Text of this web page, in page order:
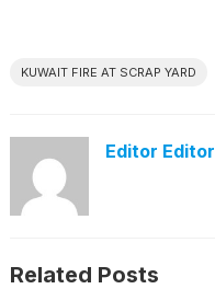
KUWAIT FIRE AT SCRAP YARD
Editor Editor
Related Posts